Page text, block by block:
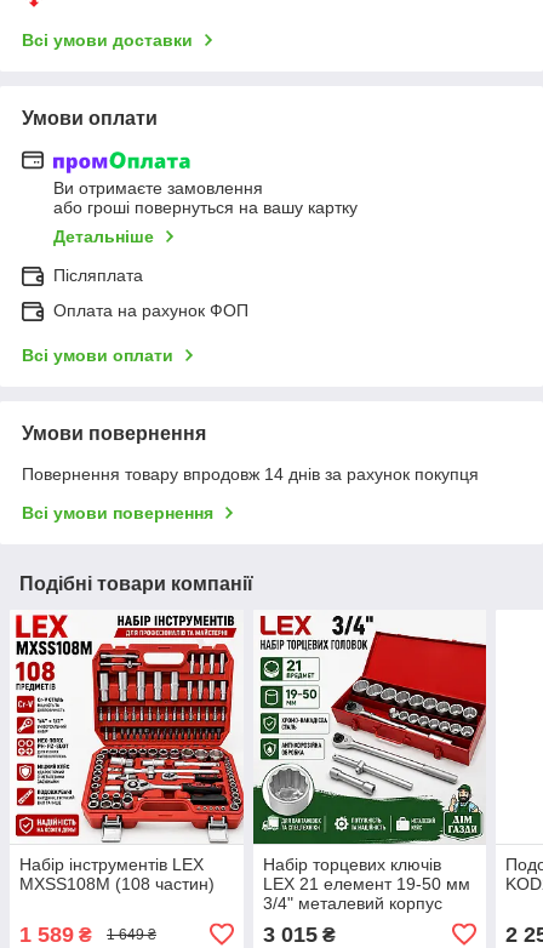
Всі умови доставки
Умови оплати
Ви отримаєте замовлення
або гроші повернуться на вашу картку
Детальніше
Післяплата
Оплата на рахунок ФОП
Всі умови оплати
Умови повернення
Повернення товару впродовж 14 днів за рахунок покупця
Всі умови повернення
Подібні товари компанії
Набір інструментів LEX
MXSS108M (108 частин)
1 589 ₴ 1 649 ₴
Набір торцевих ключів
LEX 21 елемент 19-50 мм
3/4" металевий корпус
3 015₴ 2